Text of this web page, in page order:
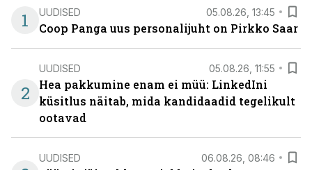
1
UUDISED 05.08.26, 13:45
Coop Panga uus personalijuht on Pirkko Saar
2
UUDISED 05.08.26, 11:55
Hea pakkumine enam ei müü: LinkedIni
küsitlus näitab, mida kandidaadid tegelikult
ootavad
UUDISED 06.08.26, 08:46